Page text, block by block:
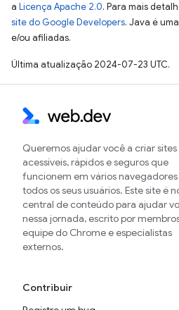
a Licença Apache 2.0. Para mais
site do Google Developers. Java é
e/ou afiliadas.
Última atualização 2024-07-23 UTC.
Queremos ajudar você a criar sites
acessíveis, rápidos e seguros que
funcionem em vários navegadores
todos os seus usuários. Este site é
central de conteúdo para ajudar
nessa jornada, escrito por
equipe do Chrome e especialistas
externos.
Contribuir